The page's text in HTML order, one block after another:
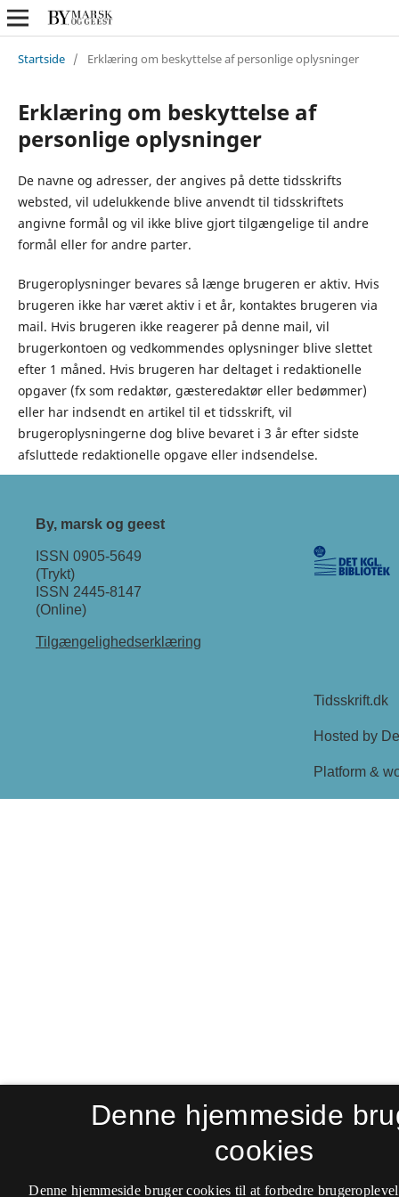
Startside / Erklæring om beskyttelse af personlige oplysninger
Erklæring om beskyttelse af
personlige oplysninger
De navne og adresser, der angives på dette tidsskrifts
websted, vil udelukkende blive anvendt til tidsskriftets
angivne formål og vil ikke blive gjort tilgængelige til andre
formål eller for andre parter.
Brugeroplysninger bevares så længe brugeren er aktiv. Hvis
brugeren ikke har været aktiv i et år, kontaktes brugeren via
mail. Hvis brugeren ikke reagerer på denne mail, vil
brugerkontoen og vedkommendes oplysninger blive slettet
efter 1 måned. Hvis brugeren har deltaget i redaktionelle
opgaver (fx som redaktør, gæsteredaktør eller bedømmer)
eller har indsendt en artikel til et tidsskrift, vil
brugeroplysningerne dog blive bevaret i 3 år efter sidste
afsluttede redaktionelle opgave eller indsendelse.
By, marsk og geest
ISSN 0905-5649
(Trykt)
ISSN 2445-8147
(Online)
Tilgængelighedserklæring
Denne hjemmeside
cookies
Denne hjemmeside bruger cookies til at forbedre